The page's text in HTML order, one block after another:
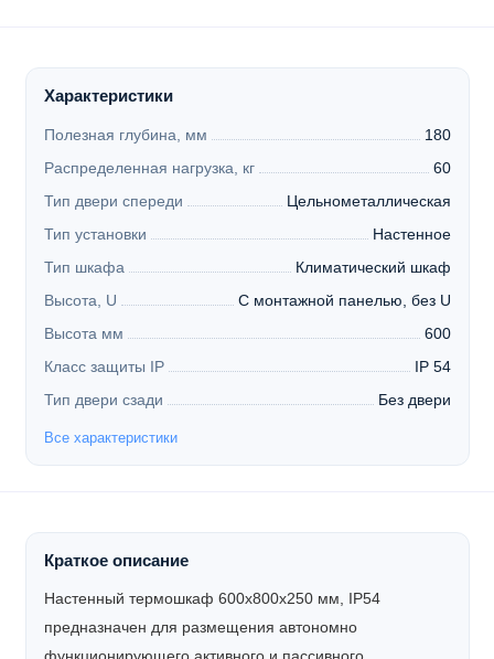
Характеристики
Полезная глубина, мм
180
Распределенная нагрузка, кг
60
Тип двери спереди
Цельнометаллическая
Тип установки
Настенное
Тип шкафа
Климатический шкаф
Высота, U
С монтажной панелью, без U
Высота мм
600
Класс защиты IP
IP 54
Тип двери сзади
Без двери
Все характеристики
Краткое описание
Настенный термошкаф 600x800x250 мм, IP54
предназначен для размещения автономно